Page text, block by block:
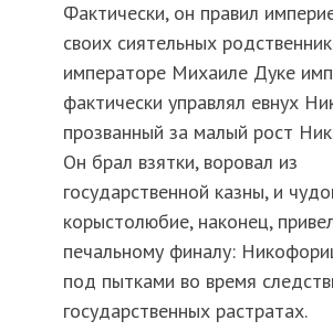
Фактически, он правил
своих сиятельных
императоре Михаиле Дуке
фактически управлял евнух
прозванный за малый рост
Он брал взятки, воровал из
государственной казны, и
корыстолюбие, наконец,
печальному финалу:
под пытками во время
государственных растратах.